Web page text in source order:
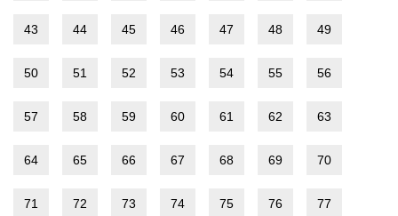
43 44 45 46 47 48 49
50 51 52 53 54 55 56
57 58 59 60 61 62 63
64 65 66 67 68 69 70
71 72 73 74 75 76 77